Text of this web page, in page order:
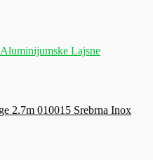
Aluminijumske Lajsne